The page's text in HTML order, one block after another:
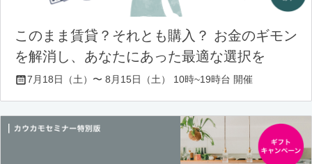
このまま賃貸？それとも購入？ お金のギモン
を解消し、あなたにあった最適な選択を
7月18日（土）〜 8月15日（土） 10時~19時台 開催